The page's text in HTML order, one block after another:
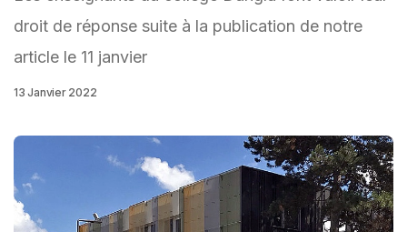
droit de réponse suite à la publication de notre
article le 11 janvier
13 Janvier 2022